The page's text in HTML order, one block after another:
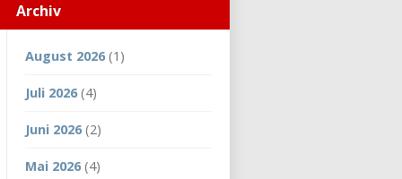
Archiv
August 2026(1)
Juli 2026(4)
Juni 2026(2)
Mai 2026(4)